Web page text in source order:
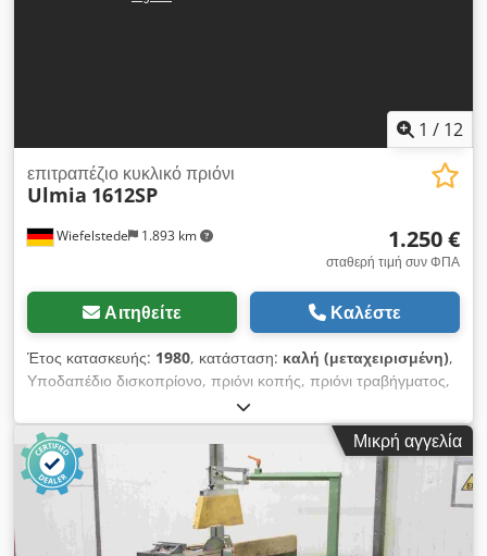
1 / 12
Wiefelstede 1.893 km
επιτραπέζιο κυκλικό πριόνι
Ulmia 1612SP
1.250 €
σταθερή τιμή συν ΦΠΑ
Αιτηθείτε Καλέστε
Έτος κατασκευής: 1980, κατάσταση: καλή (μεταχειρισμένη),
Υποδαπέδιο δισκοπρίονο, πριόνι κοπής, πριόνι τραβήγματος,
κατσαβίδας, πριόνι μορφοποίησης, επιτραπέζιο δισκοπρίονο,
δισκοπρίονο Djdpsf D H Hbjfx Acajck - Κατασκευαστής:
Ulmia, δισκοπρίονο τύπος 1612SP - Ισχύς κινητήρα: 2,2 kW /
2800 σ.α.λ. - Λάμα πριονιού: Ø 280 mm - Σύστημα ολίσθησης:
υπάρχει - Μέγ. ύψος κοπής: 70 mm - Πλάγια κοπή: έως 45° -
Οδηγός μήκους: έως περ. 800 mm - Διαστάσεις: 1000/1340/
Υ980 mm - Βάρος: 306 kg
Μικρή αγγελία